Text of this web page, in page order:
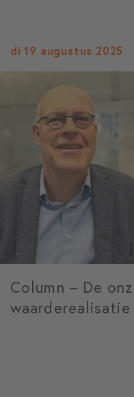
di 19 augustus 2025
Column – De
waarderealisatie